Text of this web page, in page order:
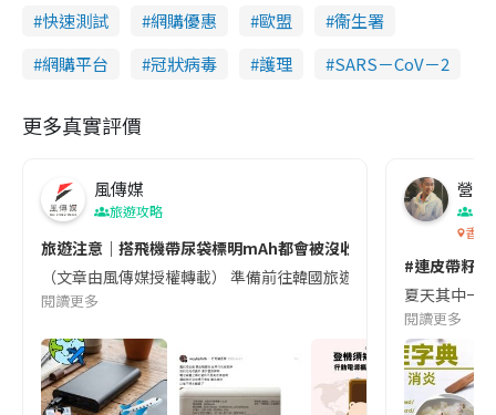
快速測試
網購優惠 歐盟
衞生署
網購平台
冠狀病毒 護理 SARS－CoV－2
更多真實評價
風傳媒
旅遊攻略
旅遊注意｜搭飛機帶尿袋標明mAh都會被沒收😱出發前切記檢查
（文章由風傳媒授權轉載） 準備前往韓國旅遊的民眾，近期要
閱讀更多
營養
香港
#連皮帶籽
夏天其中一
閱讀更多